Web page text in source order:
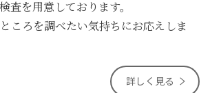
査を用意しております。
ころを調べたい気持ちにお応えしま
詳しく見る